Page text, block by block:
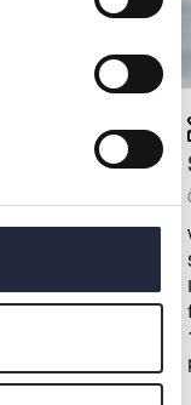
och filtar
lä, vid